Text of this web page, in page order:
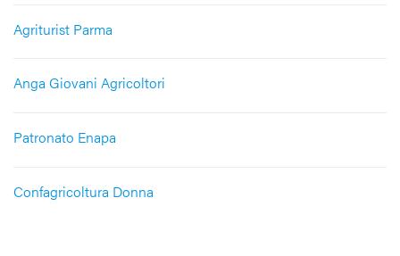
Agriturist Parma
Anga Giovani Agricoltori
Patronato Enapa
Confagricoltura Donna